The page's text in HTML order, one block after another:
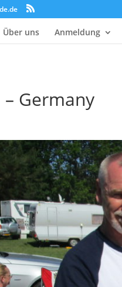
Über uns Anmeldung
Germany